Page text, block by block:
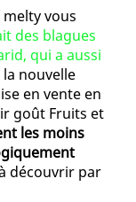
vous
des blagues
qui a aussi
la nouvelle
en vente en
goût Fruits et
les moins
découvrir par